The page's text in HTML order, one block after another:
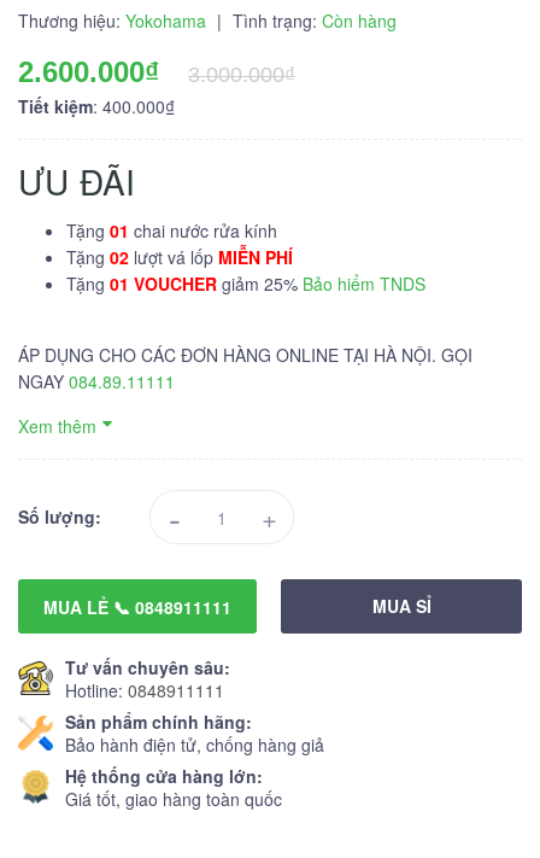
Thương hiệu: Yokohama | Tình trạng: Còn hàng
2.600.000₫
3.000.000₫
Tiết kiệm: 400.000₫
ƯU ĐÃI
Tặng 01 chai nước rửa kính
Tặng 02 lượt vá lốp MIỄN PHÍ
Tặng 01 VOUCHER giảm 25% Bảo hiểm TNDS
ÁP DỤNG CHO CÁC ĐƠN HÀNG ONLINE TẠI HÀ NỘI. GỌI
NGAY 084.89.11111
Xem thêm
Số lượng: - +
MUA LẺ 📞 0848911111 MUA SỈ
Tư vấn chuyên sâu:
Hotline: 0848911111
Sản phẩm chính hãng:
Bảo hành điện tử, chống hàng giả
Hệ thống cửa hàng lớn:
Giá tốt, giao hàng toàn quốc